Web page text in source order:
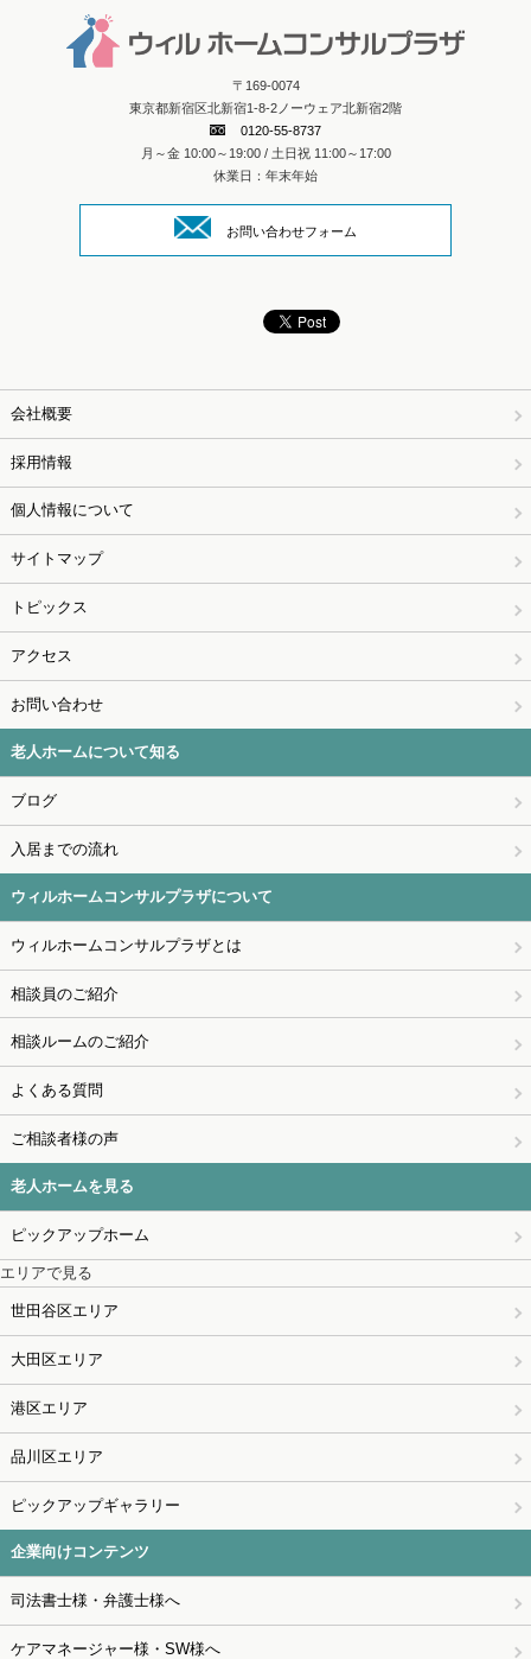
〒169-0074
東京都新宿区北新宿1-8-2ノーウェア北新宿2階
0120-55-8737
月～金 10:00～19:00 / 土日祝 11:00～17:00
休業日：年末年始
お問い合わせフォーム
会社概要
採用情報
個人情報について
サイトマップ
トピックス
アクセス
お問い合わせ
老人ホームについて知る
ブログ
入居までの流れ
ウィルホームコンサルプラザについて
ウィルホームコンサルプラザとは
相談員のご紹介
相談ルームのご紹介
よくある質問
ご相談者様の声
老人ホームを見る
ピックアップホーム
エリアで見る
世田谷区エリア
大田区エリア
港区エリア
品川区エリア
ピックアップギャラリー
企業向けコンテンツ
司法書士様・弁護士様へ
ケアマネージャー様・SW様へ